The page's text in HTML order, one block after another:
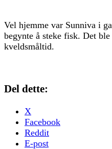
Vel hjemme var Sunniva i
begynte å steke fisk. Det
kveldsmåltid.
Del dette:
X
Facebook
Reddit
E-post